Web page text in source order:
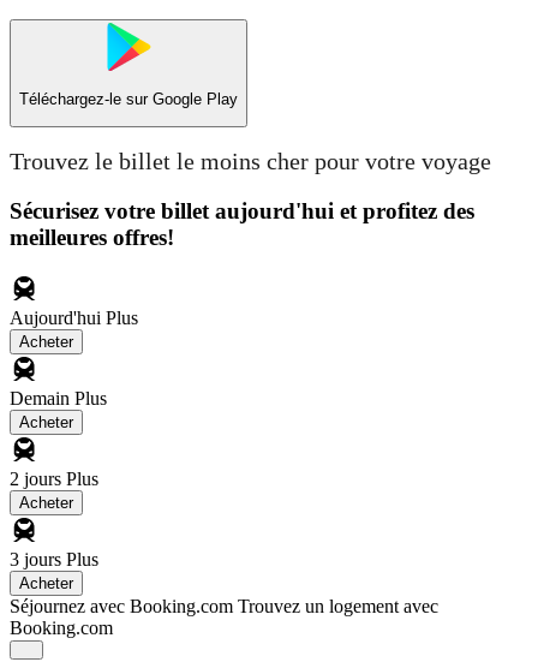
Téléchargez-le sur Google Play
Trouvez le billet le moins cher pour votre voyage
Sécurisez votre billet aujourd'hui et profitez des
meilleures offres!
Aujourd'hui Plus
Acheter
Demain Plus
Acheter
2 jours Plus
Acheter
3 jours Plus
Acheter
Séjournez avec Booking.com Trouvez un logement avec
Booking.com